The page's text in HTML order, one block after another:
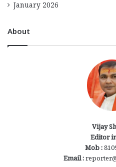
January 2026
About
Vijay
Editor
Mob :
Email :